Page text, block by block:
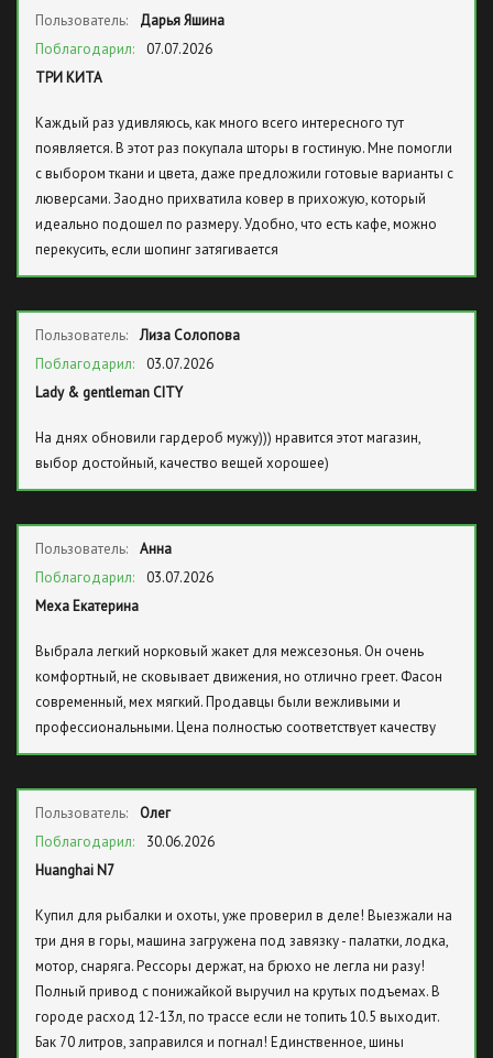
Пользователь:
Дарья Яшина
Поблагодарил:
07.07.2026
ТРИ КИТА
Каждый раз удивляюсь, как много всего интересного тут
появляется. В этот раз покупала шторы в гостиную. Мне помогли
с выбором ткани и цвета, даже предложили готовые варианты с
люверсами. Заодно прихватила ковер в прихожую, который
идеально подошел по размеру. Удобно, что есть кафе, можно
перекусить, если шопинг затягивается
Пользователь:
Лиза Солопова
Поблагодарил:
03.07.2026
Lady & gentleman CITY
На днях обновили гардероб мужу))) нравится этот магазин,
выбор достойный, качество вещей хорошее)
Пользователь:
Анна
Поблагодарил:
03.07.2026
Меха Екатерина
Выбрала легкий норковый жакет для межсезонья. Он очень
комфортный, не сковывает движения, но отлично греет. Фасон
современный, мех мягкий. Продавцы были вежливыми и
профессиональными. Цена полностью соответствует качеству
Пользователь:
Олег
Поблагодарил:
30.06.2026
Huanghai N7
Купил для рыбалки и охоты, уже проверил в деле! Выезжали на
три дня в горы, машина загружена под завязку - палатки, лодка,
мотор, снаряга. Рессоры держат, на брюхо не легла ни разу!
Полный привод с понижайкой выручил на крутых подъемах. В
городе расход 12-13л, по трассе если не топить 10.5 выходит.
Бак 70 литров, заправился и погнал! Единственное, шины